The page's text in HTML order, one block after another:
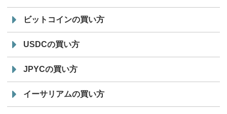
ビットコインの買い方
USDCの買い方
JPYCの買い方
イーサリアムの買い方